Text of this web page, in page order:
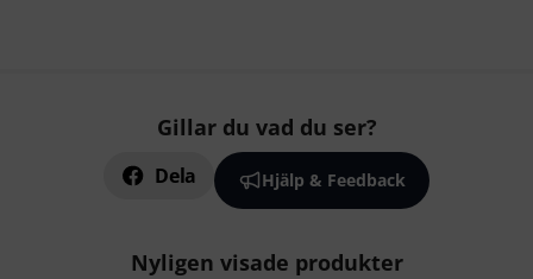
Gillar du vad du ser?
Dela Hjälp & Feedback
Nyligen visade produkter